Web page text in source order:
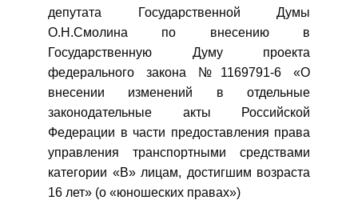
депутата Государственной Думы
О.Н.Смолина по внесению в
Государственную Думу проекта
федерального закона №1169791-6 «О
внесении изменений в отдельные
законодательные акты Российской
Федерации в части предоставления права
управления транспортными средствами
категории «В» лицам, достигшим возраста
16 лет» (о «юношеских правах»)